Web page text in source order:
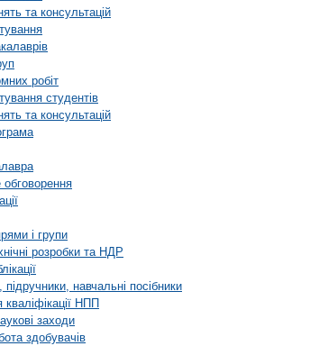
та консультацій
робіт
студентів
та консультацій
обговорення
і групи
розробки та НДР
підручники, навчальні посібники
НПП
заходи
здобувачів